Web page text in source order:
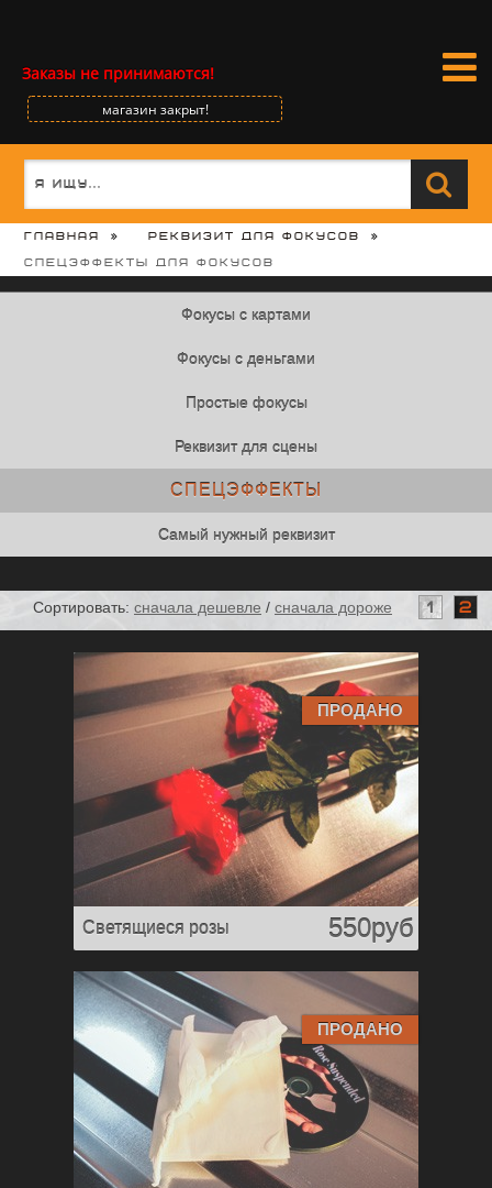
Заказы не принимаются!
магазин закрыт!
Главная
Реквизит для фокусов
Спецэффекты для фокусов
Фокусы с картами
Фокусы с деньгами
Простые фокусы
Реквизит для сцены
СПЕЦЭФФЕКТЫ
Самый нужный реквизит
Сортировать: сначала дешевле / сначала дороже 1 2
ПРОДАНО
Светящиеся розы 550руб
ПРОДАНО